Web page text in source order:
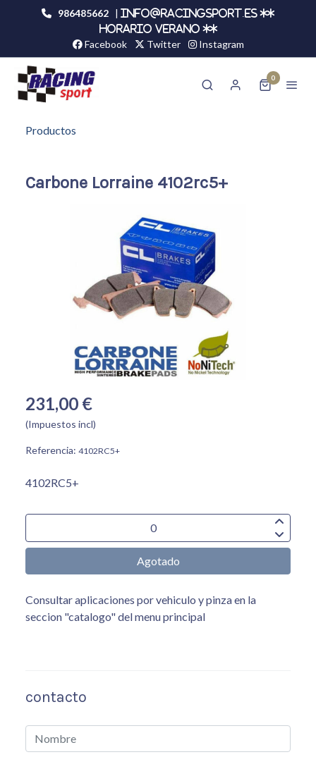
986485662 |
info@racingsport.es **
HORARIO VERANO **
Facebook Twitter Instagram
0
Productos
Carbone Lorraine 4102rc5+
231,00 €
(Impuestos incl)
Referencia: 4102RC5+
4102RC5+
Agotado
Consultar aplicaciones por vehiculo y pinza en la
seccion "catalogo" del menu principal
contacto